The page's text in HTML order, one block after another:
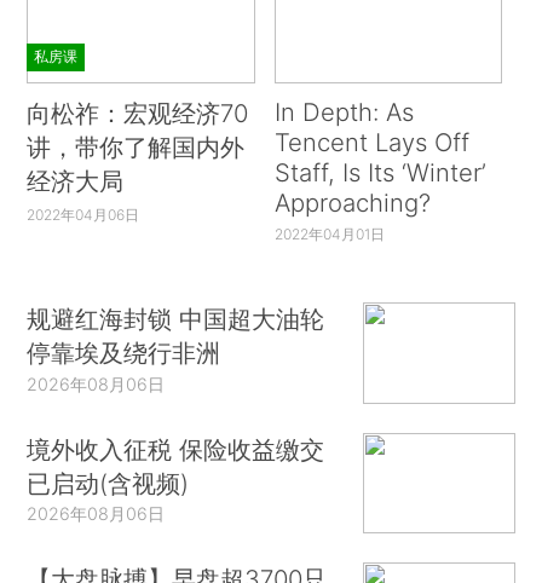
私房课
向松祚：宏观经济70
讲，带你了解国内外
经济大局
2022年04月06日
In Depth: As
Tencent Lays Off
Staff, Is Its ‘Winter’
Approaching?
2022年04月01日
规避红海封锁 中国超大油轮
停靠埃及绕行非洲
2026年08月06日
境外收入征税 保险收益缴交
已启动(含视频)
2026年08月06日